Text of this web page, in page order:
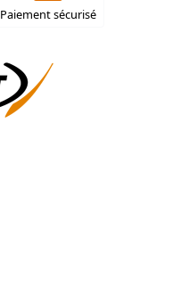
Paiement sécurisé